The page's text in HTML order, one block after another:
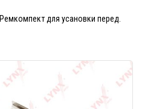
Ремкомпект для усановки перед.